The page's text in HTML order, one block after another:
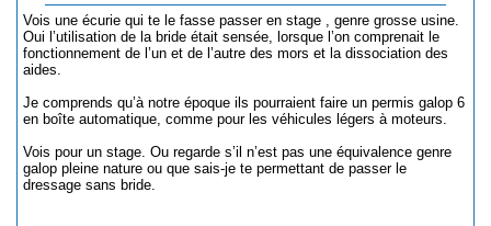
Vois une écurie qui te le fasse passer en stage , genre grosse usine.
Oui l’utilisation de la bride était sensée, lorsque l’on comprenait le
fonctionnement de l’un et de l’autre des mors et la dissociation des
aides.
Je comprends qu’à notre époque ils pourraient faire un permis galop 6
en boîte automatique, comme pour les véhicules légers à moteurs.
Vois pour un stage. Ou regarde s’il n’est pas une équivalence genre
galop pleine nature ou que sais-je te permettant de passer le
dressage sans bride.